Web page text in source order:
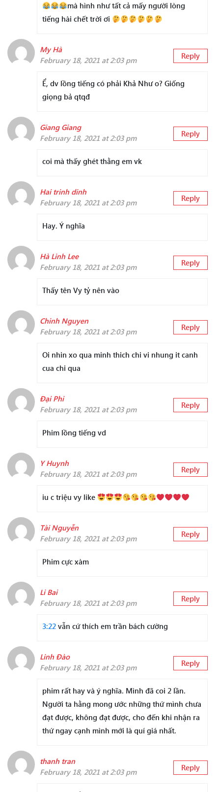
mà hình như tất cả mấy người lòng
tiếng hài chết trời ơi
My Hà
February 18, 2021 at 2:03 pm
Reply
Ể, dv lồng tiếng có phải Khả Như o? Giống
giọng bả qtqđ
Giang Giang
February 18, 2021 at 2:03 pm
Reply
coi mà thấy ghét thằng em vk
Hai trinh dinh
February 18, 2021 at 2:03 pm
Reply
Hay. Ý nghĩa
Hà Linh Lee
February 18, 2021 at 2:03 pm
Reply
Thấy tên Vy tỷ nên vào
Chinh Nguyen
February 18, 2021 at 2:03 pm
Reply
Oi nhin xo qua minh thich chi vi nhung it canh
cua chi qua
Đại Phi
February 18, 2021 at 2:03 pm
Reply
Phim lồng tiếng vd
Y Huynh
February 18, 2021 at 2:03 pm
Reply
iu c triệu vy like
Tài Nguyễn
February 18, 2021 at 2:03 pm
Reply
Phim cực xàm
Li Bai
February 18, 2021 at 2:03 pm
Reply
3:22 vẫn cứ thích em trần bách cường
Linh Đào
February 18, 2021 at 2:03 pm
Reply
phim rất hay và ý nghĩa. Mình đã coi 2 lần.
Người ta hằng mong ước những thứ mình chưa
đạt được, không đạt được, cho đến khi nhận ra
thứ ngay cạnh mình mới là quí giá nhất.
thanh tran
February 18, 2021 at 2:03 pm
Reply